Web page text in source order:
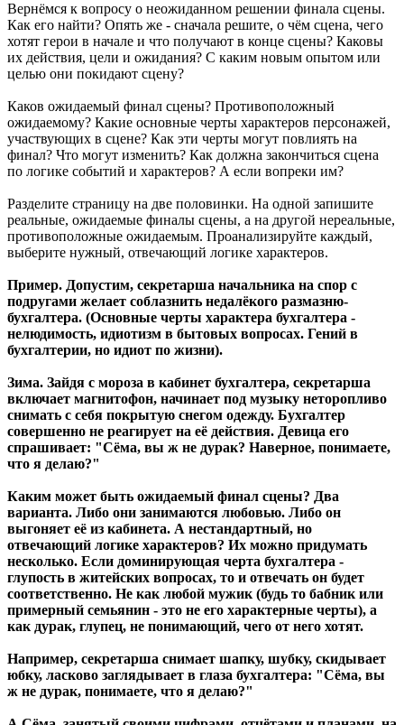
Вернёмся к вопросу о неожиданном решении финала сцены.
Как его найти? Опять же - сначала решите, о чём сцена, чего
хотят герои в начале и что получают в конце сцены? Каковы
их действия, цели и ожидания? С каким новым опытом или
целью они покидают сцену?
Каков ожидаемый финал сцены? Противоположный
ожидаемому? Какие основные черты характеров персонажей,
участвующих в сцене? Как эти черты могут повлиять на
финал? Что могут изменить? Как должна закончиться сцена
по логике событий и характеров? А если вопреки им?
Разделите страницу на две половинки. На одной запишите
реальные, ожидаемые финалы сцены, а на другой нереальные,
противоположные ожидаемым. Проанализируйте каждый,
выберите нужный, отвечающий логике характеров.
Пример. Допустим, секретарша начальника на спор с
подругами желает соблазнить недалёкого размазню-
бухгалтера. (Основные черты характера бухгалтера -
нелюдимость, идиотизм в бытовых вопросах. Гений в
бухгалтерии, но идиот по жизни).
Зима. Зайдя с мороза в кабинет бухгалтера, секретарша
включает магнитофон, начинает под музыку неторопливо
снимать с себя покрытую снегом одежду. Бухгалтер
совершенно не реагирует на её действия. Девица его
спрашивает: "Сёма, вы ж не дурак? Наверное, понимаете,
что я делаю?"
Каким может быть ожидаемый финал сцены? Два
варианта. Либо они занимаются любовью. Либо он
выгоняет её из кабинета. А нестандартный, но
отвечающий логике характеров? Их можно придумать
несколько. Если доминирующая черта бухгалтера -
глупость в житейских вопросах, то и отвечать он будет
соответственно. Не как любой мужик (будь то бабник или
примерный семьянин - это не его характерные черты), а
как дурак, глупец, не понимающий, чего от него хотят.
Например, секретарша снимает шапку, шубку, скидывает
юбку, ласково заглядывает в глаза бухгалтера: "Сёма, вы
ж не дурак, понимаете, что я делаю?"